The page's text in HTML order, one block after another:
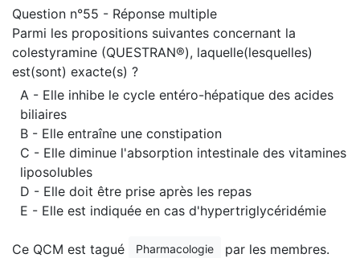
Question n°55 - Réponse multiple
Parmi les propositions suivantes concernant la
colestyramine (QUESTRAN®), laquelle(lesquelles)
est(sont) exacte(s) ?
A - Elle inhibe le cycle entéro-hépatique des acides
biliaires
B - Elle entraîne une constipation
C - Elle diminue l'absorption intestinale des vitamines
liposolubles
D - Elle doit être prise après les repas
E - Elle est indiquée en cas d'hypertriglycéridémie
Ce QCM est tagué Pharmacologie par les membres.